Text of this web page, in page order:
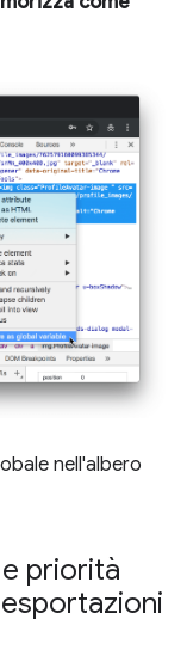
nell'albero
priorità